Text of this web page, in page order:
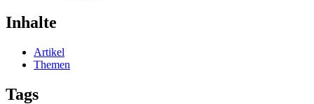
Inhalte
Artikel
Themen
Tags